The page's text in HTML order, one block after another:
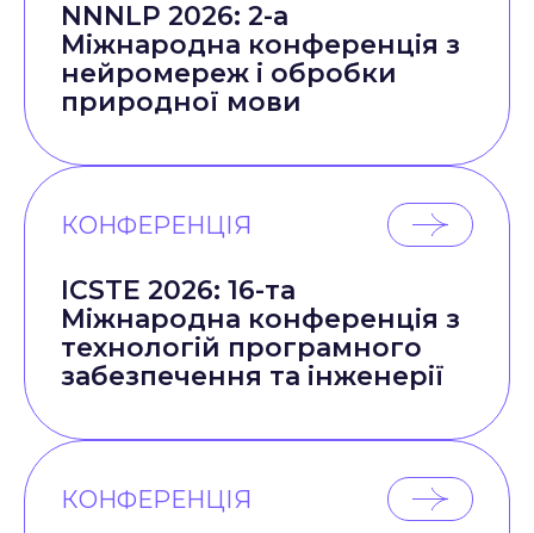
NNNLP 2026: 2-а
Міжнародна конференція з
нейромереж і обробки
природної мови
КОНФЕРЕНЦІЯ
ICSTE 2026: 16-та
Міжнародна конференція з
технологій програмного
забезпечення та інженерії
КОНФЕРЕНЦІЯ